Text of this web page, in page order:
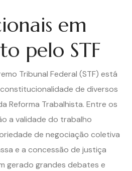
em
pelo STF
Tribunal Federal (STF) está
de diversos
Reforma Trabalhista. Entre os
a validade do trabalho
de negociação coletiva
e a concessão de justiça
gerado grandes debates e